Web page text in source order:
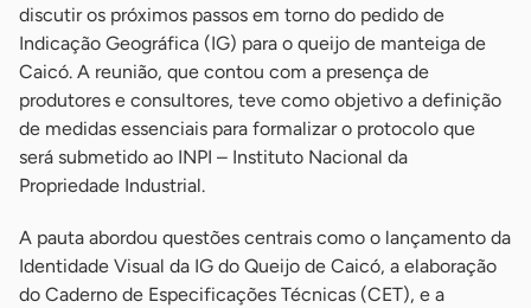
discutir os próximos passos em torno do pedido de
Indicação Geográfica (IG) para o queijo de manteiga de
Caicó. A reunião, que contou com a presença de
produtores e consultores, teve como objetivo a definição
de medidas essenciais para formalizar o protocolo que
será submetido ao INPI – Instituto Nacional da
Propriedade Industrial.
A pauta abordou questões centrais como o lançamento da
Identidade Visual da IG do Queijo de Caicó, a elaboração
do Caderno de Especificações Técnicas (CET), e a